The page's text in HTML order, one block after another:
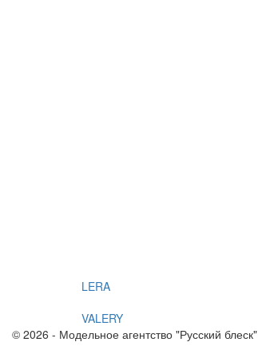
LERA
VALERY
© 2026 - Модельное агентство "Русский блеск"